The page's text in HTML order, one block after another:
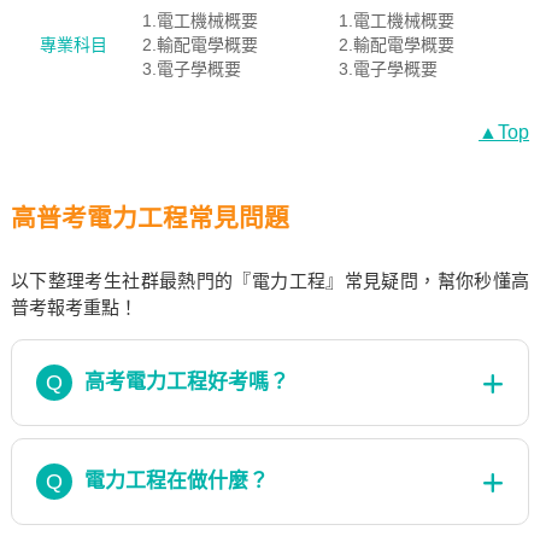
專業科目
1.電工機械概要
2.輸配電學概要
3.電子學概要
1.電工機械概要
2.輸配電學概要
3.電子學概要
▲Top
高普考電力工程常見問題
以下整理考生社群最熱門的『電力工程』常見疑問，幫你秒懂高
普考報考重點！
Q 高考電力工程好考嗎？
Q 電力工程在做什麼？